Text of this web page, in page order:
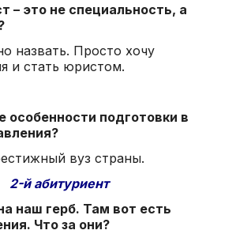
– это не специальность, а
назвать. Просто хочу
и стать юристом.
особенности подготовки в
вуз страны.
2-й абитуриент
наш герб. Там вот есть
Что за они?